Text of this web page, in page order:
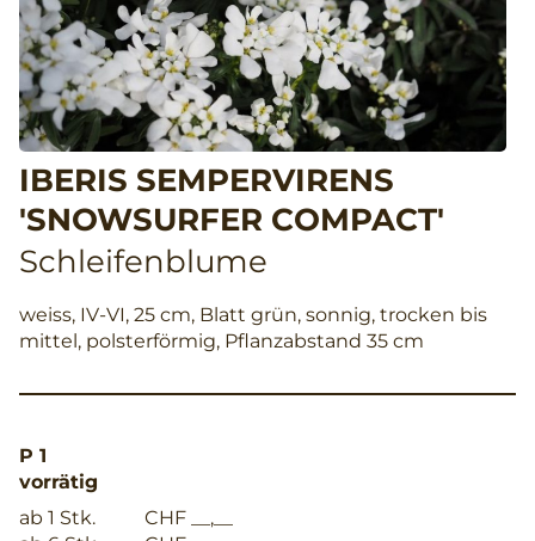
IBERIS SEMPERVIRENS
'SNOWSURFER COMPACT'
Schleifenblume
weiss, IV-VI, 25 cm, Blatt grün, sonnig, trocken bis
mittel, polsterförmig, Pflanzabstand 35 cm
P 1
vorrätig
ab 1 Stk.
CHF __,__